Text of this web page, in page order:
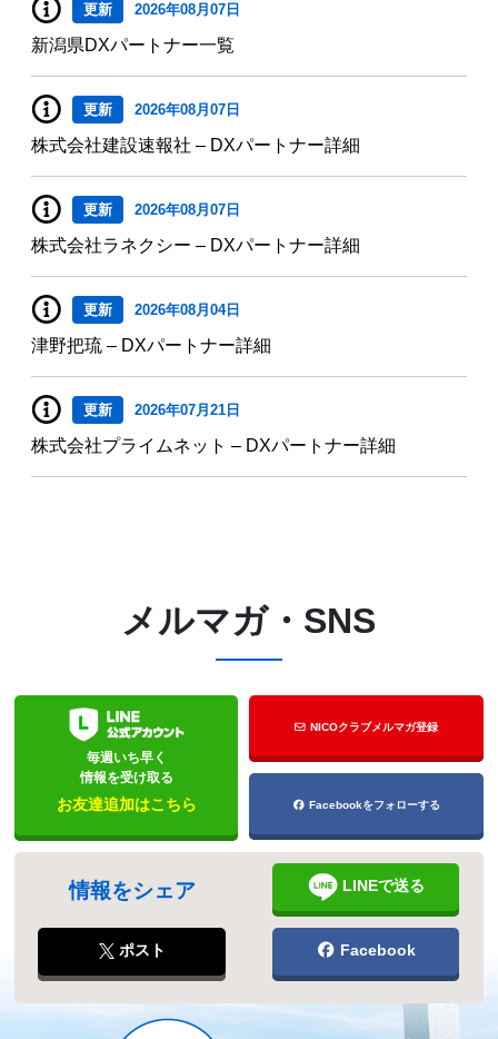
更新 2026年08月07日
新潟県DXパートナー一覧
更新 2026年08月07日
株式会社建設速報社 – DXパートナー詳細
更新 2026年08月07日
株式会社ラネクシー – DXパートナー詳細
更新 2026年08月04日
津野把琉 – DXパートナー詳細
更新 2026年07月21日
株式会社プライムネット – DXパートナー詳細
メルマガ・SNS
毎週いち早く
情報を受け取る
お友達追加はこちら
NICOクラブメルマガ登録
Facebookをフォローする
情報をシェア LINEで送る
ポスト Facebook